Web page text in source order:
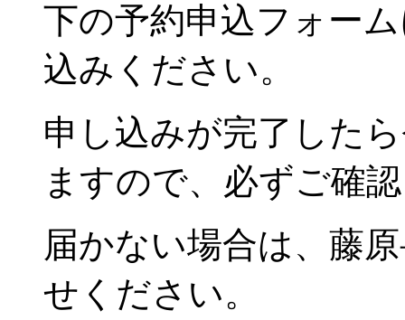
下の予約申込フォー
込みください。
申し込みが完了した
ますので、必ずご確
届かない場合は、藤
せください。